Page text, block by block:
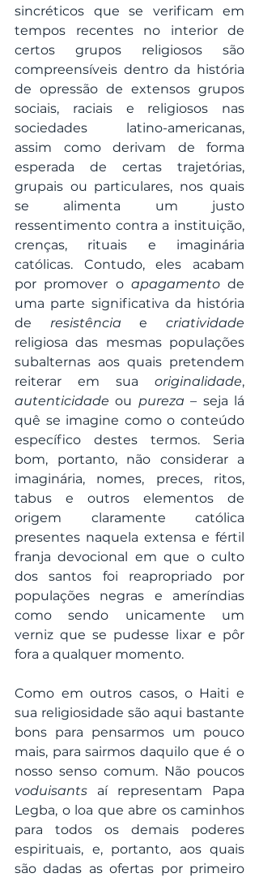
sincréticos que se verificam em
tempos recentes no interior de
certos grupos religiosos são
compreensíveis dentro da história
de opressão de extensos grupos
sociais, raciais e religiosos nas
sociedades latino-americanas,
assim como derivam de forma
esperada de certas trajetórias,
grupais ou particulares, nos quais
se alimenta um justo
ressentimento contra a instituição,
crenças, rituais e imaginária
católicas. Contudo, eles acabam
por promover o apagamento de
uma parte significativa da história
de resistência e criatividade
religiosa das mesmas populações
subalternas aos quais pretendem
reiterar em sua originalidade
autenticidade ou pureza – seja lá
quê se imagine como o conteúdo
específico destes termos. Seria
bom, portanto, não considerar a
imaginária, nomes, preces, ritos,
tabus e outros elementos de
origem claramente católica
presentes naquela extensa e fértil
franja devocional em que o culto
dos santos foi reapropriado por
populações negras e ameríndias
como sendo unicamente um
verniz que se pudesse lixar e pôr
fora a qualquer momento.
Como em outros casos, o Haiti e
sua religiosidade são aqui bastante
bons para pensarmos um pouco
mais, para sairmos daquilo que é o
voduisants aí representam Papa
Legba, o loa que abre os caminhos
para todos os demais poderes
espirituais, e, portanto, aos quais
são dadas as ofertas por primeiro